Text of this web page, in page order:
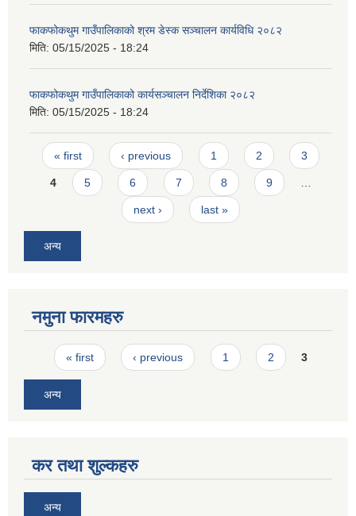
फाकफोकथुम गाउँपालिकाको श्रम डेस्क सञ्चालन कार्यविधि २०८२
मिति: 05/15/2025 - 18:24
फाकफोकथुम गाउँपालिकाको कार्यसञ्चालन निर्देशिका २०८२
मिति: 05/15/2025 - 18:24
Pages
« first ‹ previous 1 2 3
4 5 6 7 8 9
next › last »
अन्य
नमुना फारमहरु
Pages
« first ‹ previous 1 2 3
अन्य
कर तथा शुल्कहरु
अन्य